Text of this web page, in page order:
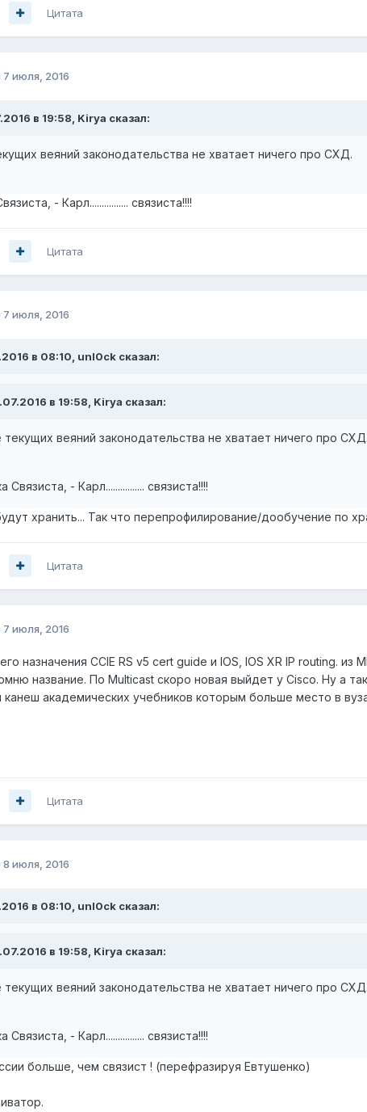
Цитата
7 июля, 2016
в 19:58, Kirya сказал:
веяний законодательства не хватает ничего про СХД.
- Карл................ связиста!!!!
Цитата
7 июля, 2016
в 08:10, unl0ck сказал:
в 19:58, Kirya сказал:
текущих веяний законодательства не хватает ничего про СХД.
Связиста, - Карл................ связиста!!!!
хранить... Так что перепрофилирование/дообучение по
Цитата
7 июля, 2016
назначения CCIE RS v5 cert guide и IOS, IOS XR IP routing.
название. По Multicast скоро новая выйдет у Cisco. Ну а
академических учебников которым больше место в
Цитата
8 июля, 2016
в 08:10, unl0ck сказал:
в 19:58, Kirya сказал:
текущих веяний законодательства не хватает ничего про СХД.
Связиста, - Карл................ связиста!!!!
больше, чем связист ! (перефразируя Евтушенко)